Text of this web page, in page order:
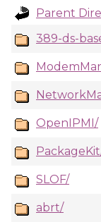
Parent
389-ds-
OpenIPMI/
SLOF/
abrt/